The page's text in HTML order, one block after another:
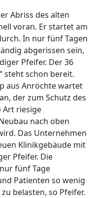
Abriss des alten
voran. Er startet am
In nur fünf Tagen
abgerissen sein,
Pfeifer. Der 36
steht schon bereit.
aus Anröchte wartet
der zum Schutz des
Art riesige
nach oben
Das Unternehmen
Klinikgebäude mit
Pfeifer. Die
fünf Tage
Patienten so wenig
belasten, so Pfeifer.